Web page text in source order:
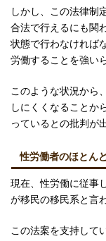
しかし、この法律制
合法で行えるにも関
状態で行わなければ
労働することを強い
このような状況から
しにくくなることか
っているとの批判が
性労働者のほとん
現在、性労働に従事
が移民の移民系と言
この法案を支持して